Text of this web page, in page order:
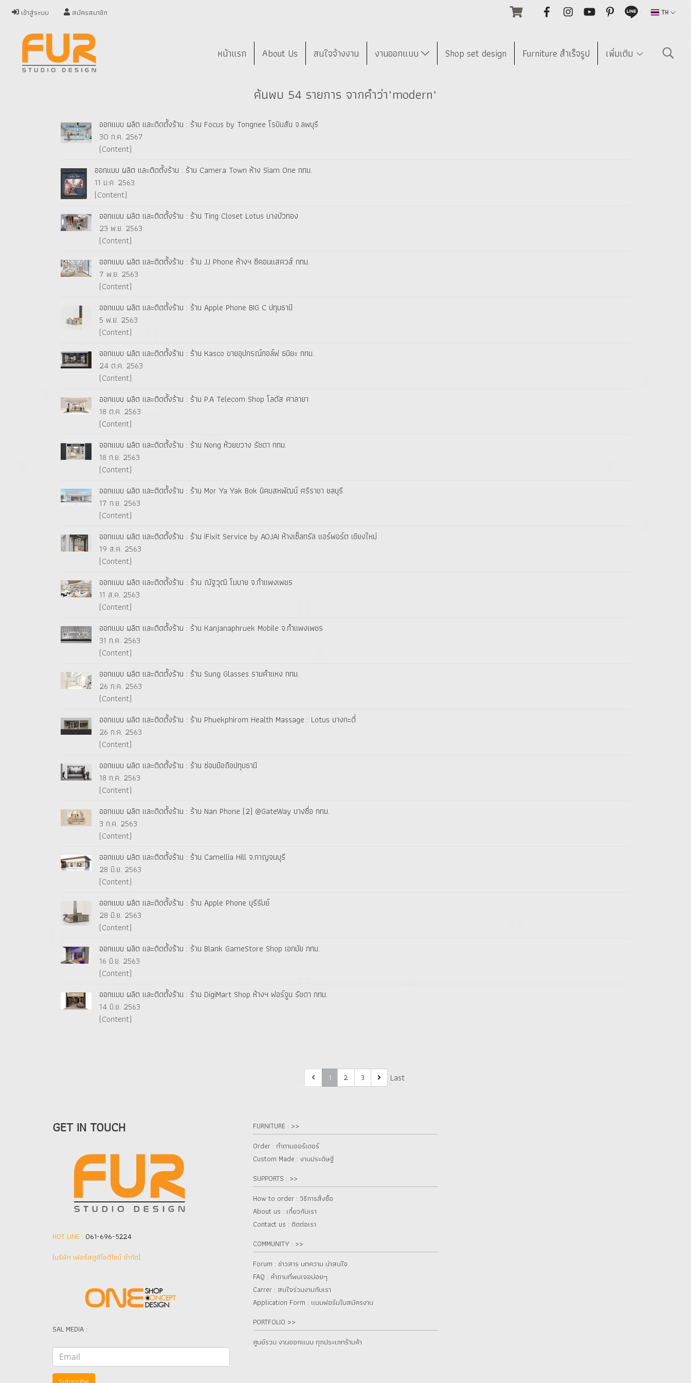
เข้าสู่ระบบ สมัครสมาชิก TH
หน้าแรก About Us สนใจจ้างงาน งานออกแบบ Shop set design Furniture สำเร็จรูป เพิ่มเติม
ค้นพบ 54 รายการ จากคำว่า"modern"
ออกแบบ ผลิต และติดตั้งร้าน : ร้าน Focus by Tongnee โรบินสัน จ.ลพบุรี
30 ก.ค. 2567
(Content)
ออกแบบ ผลิต และติดตั้งร้าน : ร้าน Camera Town ห้าง Siam One กทม.
11 ม.ค. 2563
(Content)
ออกแบบ ผลิต และติดตั้งร้าน : ร้าน Ting Closet Lotus บางบัวทอง
23 พ.ย. 2563
(Content)
ออกแบบ ผลิต และติดตั้งร้าน : ร้าน JJ Phone ห้างฯ ซีคอนแสควส์ กทม.
7 พ.ย. 2563
(Content)
ออกแบบ ผลิต และติดตั้งร้าน : ร้าน Apple Phone BIG C ปทุมธานี
5 พ.ย. 2563
(Content)
ออกแบบ ผลิต และติดตั้งร้าน : ร้าน Kasco ขายอุปกรณ์กอล์ฟ ธนิยะ กทม.
24 ต.ค. 2563
(Content)
ออกแบบ ผลิต และติดตั้งร้าน : ร้าน P.A Telecom Shop โลตัส ศาลายา
18 ต.ค. 2563
(Content)
ออกแบบ ผลิต และติดตั้งร้าน : ร้าน Nong ห้วยขวาง รัชดา กทม.
18 ก.ย. 2563
(Content)
ออกแบบ ผลิต และติดตั้งร้าน : ร้าน Mor Ya Yak Bok นิคมสหพัฒน์ ศรีราชา ชลบุรี
17 ก.ย. 2563
(Content)
ออกแบบ ผลิต และติดตั้งร้าน : ร้าน iFixit Service by AOJAI ห้างเซ็ลทรัล แอร์พอร์ต เชียงใหม่
19 ส.ค. 2563
(Content)
ออกแบบ ผลิต และติดตั้งร้าน : ร้าน ณัฐวุฒิ โมบาย จ.กำแพงเพชร
11 ส.ค. 2563
(Content)
ออกแบบ ผลิต และติดตั้งร้าน : ร้าน Kanjanaphruek Mobile จ.กำแพงเพชร
31 ก.ค. 2563
(Content)
ออกแบบ ผลิต และติดตั้งร้าน : ร้าน Sung Glasses รามคำแหง กทม.
26 ก.ค. 2563
(Content)
ออกแบบ ผลิต และติดตั้งร้าน : ร้าน Phuekphirom Health Massage : Lotus บางกะดี่
26 ก.ค. 2563
(Content)
ออกแบบ ผลิต และติดตั้งร้าน : ร้าน ซ่อมมือถือปทุมธานี
18 ก.ค. 2563
(Content)
ออกแบบ ผลิต และติดตั้งร้าน : ร้าน Nan Phone (2) @GateWay บางซื่อ กทม.
3 ก.ค. 2563
(Content)
ออกแบบ ผลิต และติดตั้งร้าน : ร้าน Camellia Hill จ.กาญจนบุรี
28 มิ.ย. 2563
(Content)
ออกแบบ ผลิต และติดตั้งร้าน : ร้าน Apple Phone บุรีรัมย์
28 มิ.ย. 2563
(Content)
ออกแบบ ผลิต และติดตั้งร้าน : ร้าน Blank GameStore Shop เอกมัย กทม.
16 มิ.ย. 2563
(Content)
ออกแบบ ผลิต และติดตั้งร้าน : ร้าน DigiMart Shop ห้างฯ ฟอร์จูน รัชดา กทม.
14 มิ.ย. 2563
(Content)
1 2 3 Last
GET IN TOUCH
HOT LINE : 061-696-5224
(บริษัท เฟอร์สตูดิโอดีไซน์ จำกัด]
SAL MEDIA :
FURNITURE : >>
Order : ทำตามออร์เดอร์
Custom Made : งานประดิษฐ์
SUPPORTS : >>
How to order : วิธีการสั่งซื้อ
About us : เกี๋ยวกับเรา
Contact us : ติดต่อเรา
COMMUNITY : >>
Forum : ข่าวสาร บทความ น่าสนใจ
FAQ : คำถามที่พบเจอบ่อยๆ
Carrer : สนใจร่วมงานกับเรา
Application Form : แบบฟอร์มใบสมัครงาน
PORTFOLIO >>
ศูนย์รวม งานออกแบบ ทุกประเภทร้านค้า